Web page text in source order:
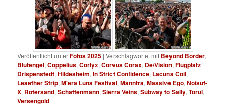
Veröffentlicht unterFotos 2025 |Verschlagwortet mit Beyond Border,
Blutengel,Coppelius,Corlyx,Corvus Corax, De/Vision,Flugplatz
Drispenstedt,Hildesheim,In Strict Confidence, Lacuna Coil,
Leaether Strip,M'era Luna Festival,Manntra,Massive Ego,Noisuf-
X, Rotersand,Schattenmann,Sierra Veins,Subway to Sally,Torul,
Versengold